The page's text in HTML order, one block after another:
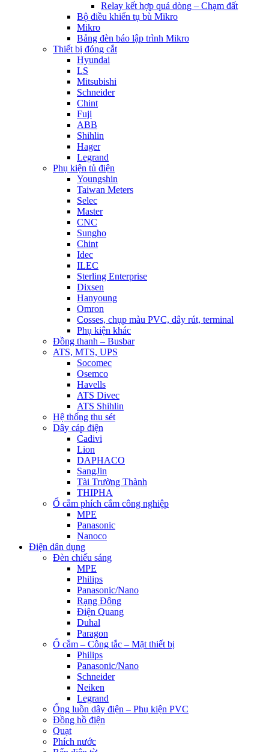
Relay kết hợp quá dòng – Chạm đất
Bộ điều khiển tụ bù Mikro
Mikro
Bảng đèn báo lập trình Mikro
Thiết bị đóng cắt
Hyundai
LS
Mitsubishi
Schneider
Chint
Fuji
ABB
Shihlin
Hager
Legrand
Phụ kiện tủ điện
Youngshin
Taiwan Meters
Selec
Master
CNC
Sungho
Chint
Idec
ILEC
Sterling Enterprise
Dixsen
Hanyoung
Omron
Cosses, chụp màu PVC, dây rút, terminal
Phụ kiện khác
Đồng thanh – Busbar
ATS, MTS, UPS
Socomec
Osemco
Havells
ATS Divec
ATS Shihlin
Hệ thống thu sét
Dây cáp điện
Cadivi
Lion
DAPHACO
SangJin
Tài Trường Thành
THIPHA
Ổ cắm phích cắm công nghiệp
MPE
Panasonic
Nanoco
Điện dân dụng
Đèn chiếu sáng
MPE
Philips
Panasonic/Nano
Rạng Đông
Điện Quang
Duhal
Paragon
Ổ cắm – Công tắc – Mặt thiết bị
Philips
Panasonic/Nano
Schneider
Neiken
Legrand
Ống luồn dây điện – Phụ kiện PVC
Đồng hồ điện
Quạt
Phích nước